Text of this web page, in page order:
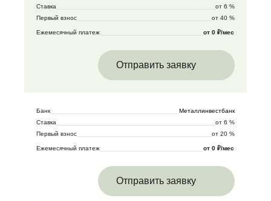
Ставка
от 6 %
Первый взнос
от 40 %
Ежемесячный платеж от 0 ₽/мес
Отправить заявку
Банк
Металлинвестбанк
Ставка
от 6 %
Первый взнос
от 20 %
Ежемесячный платеж от 0 ₽/мес
Отправить заявку